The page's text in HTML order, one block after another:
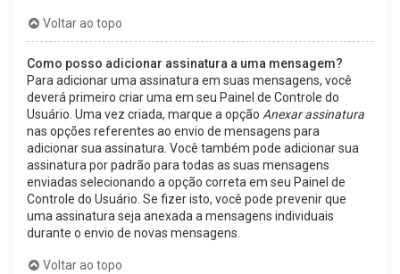
Voltar ao topo
Como posso adicionar assinatura a uma mensagem?
Para adicionar uma assinatura em suas mensagens, você
deverá primeiro criar uma em seu Painel de Controle do
Usuário. Uma vez criada, marque a opção Anexar assinatura
nas opções referentes ao envio de mensagens para
adicionar sua assinatura. Você também pode adicionar sua
assinatura por padrão para todas as suas mensagens
enviadas selecionando a opção correta em seu Painel de
Controle do Usuário. Se fizer isto, você pode prevenir que
uma assinatura seja anexada a mensagens individuais
durante o envio de novas mensagens.
Voltar ao topo